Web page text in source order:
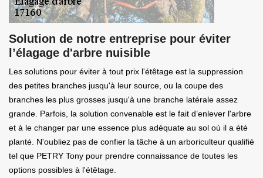
Solution de notre entreprise pour éviter
l’élagage d'arbre nuisible
Les solutions pour éviter à tout prix l'étêtage est la suppression
des petites branches jusqu'à leur source, ou la coupe des
branches les plus grosses jusqu'à une branche latérale assez
grande. Parfois, la solution convenable est le fait d’enlever l'arbre
et à le changer par une essence plus adéquate au sol où il a été
planté. N'oubliez pas de confier la tâche à un arboriculteur qualifié
tel que PETRY Tony pour prendre connaissance de toutes les
options possibles à l'étêtage.